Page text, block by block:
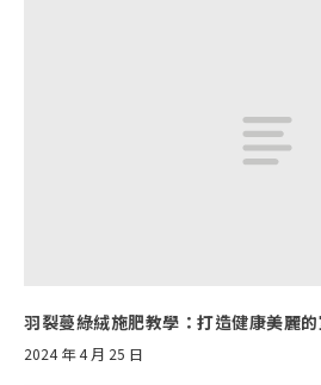
羽裂蔓綠絨施肥教學：打造健康美麗
2024 年 4 月 25 日